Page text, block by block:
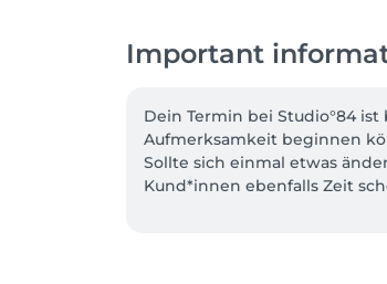
Important
Dein Termin bei Studio°84
Aufmerksamkeit beginnen
Sollte sich einmal etwas
Kund*innen ebenfalls Zeit